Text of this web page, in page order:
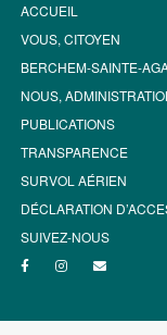
ACCUEIL
VOUS, CITOYEN
BERCHEM-SAINTE-
NOUS,
PUBLICATIONS
TRANSPARENCE
SURVOL AÉRIEN
DÉCLARATION
SUIVEZ-NOUS